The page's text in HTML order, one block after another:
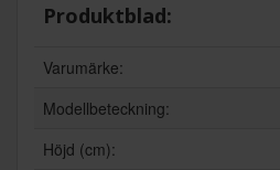
Produktblad:
Varumärke:
Modellbeteckning:
Höjd (cm):